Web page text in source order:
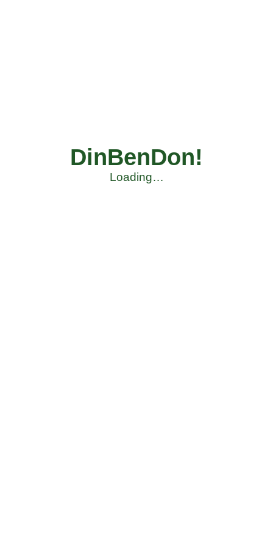
DinBenDon!
Loading…